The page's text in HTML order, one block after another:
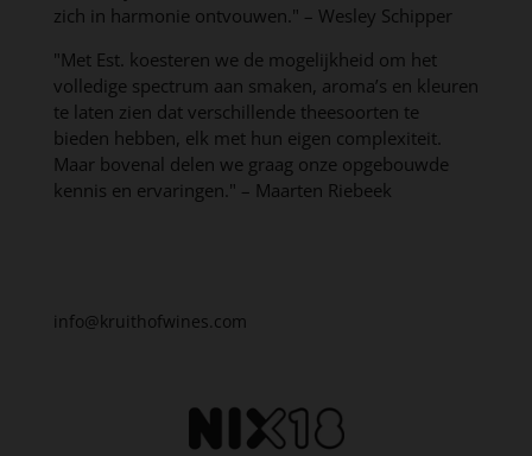
zich in harmonie ontvouwen." – Wesley Schipper
"Met Est. koesteren we de mogelijkheid om het
volledige spectrum aan smaken, aroma’s en kleuren
te laten zien dat verschillende theesoorten te
bieden hebben, elk met hun eigen complexiteit.
Maar bovenal delen we graag onze opgebouwde
kennis en ervaringen." – Maarten Riebeek
info@kruithofwines.com